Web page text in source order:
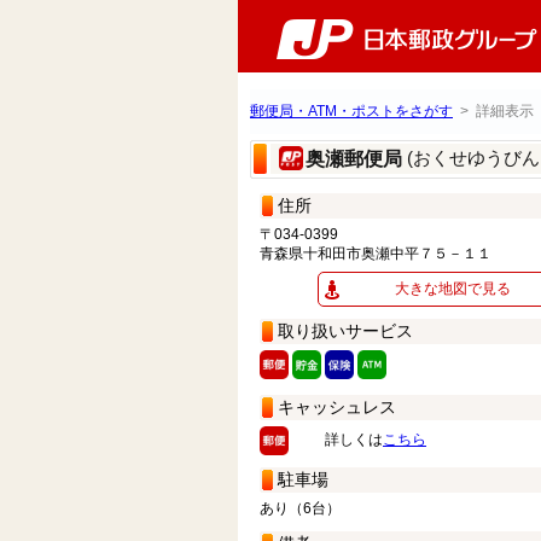
郵便局・ATM・ポストをさがす > 詳細表示
奥瀬郵便局 (おくせゆうび
住所
〒034-0399
青森県十和田市奥瀬中平７５－１１
大きな地図で見る
取り扱いサービス
キャッシュレス
詳しくはこちら
駐車場
あり（6台）